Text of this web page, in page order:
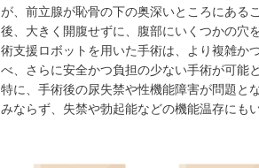
が、前立腺が恥骨の下の奥深いところにある
後、大きく開腹せずに、腹部にいくつかの穴
術支援ロボットを用いた手術は、より複雑か
べ、さらに安全かつ負担の少ない手術が可能
特に、手術後の尿失禁や性機能障害が問題と
みならず、失禁や勃起能などの機能温存にも